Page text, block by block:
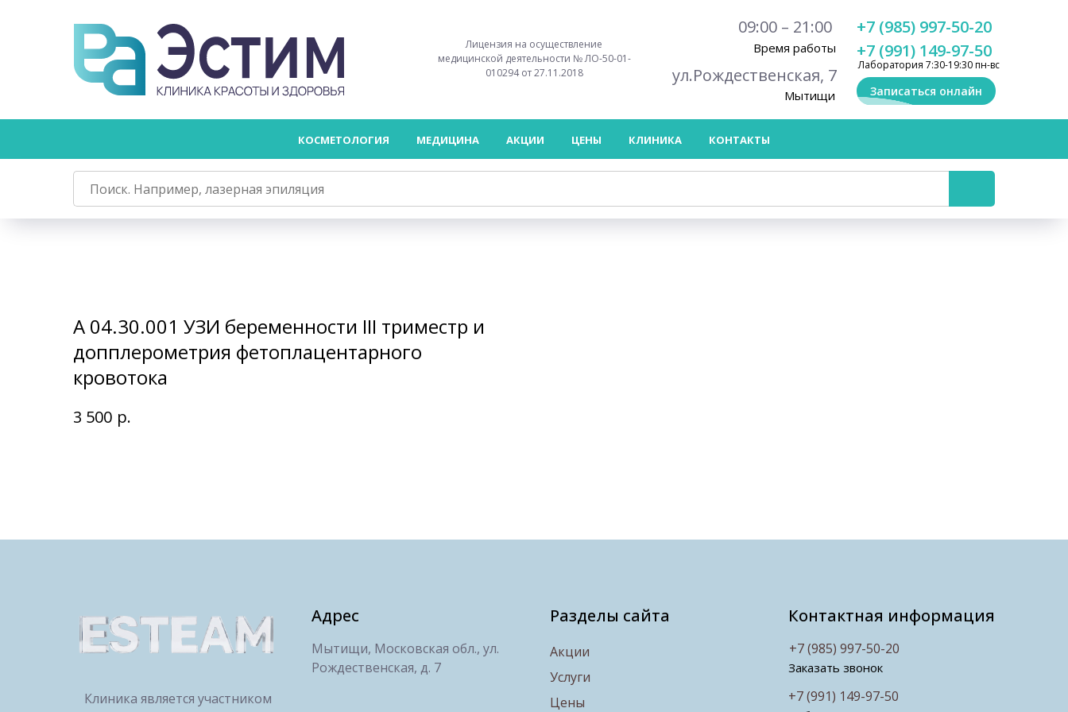
Время работы
Мытищи
ул.Рождественская, 7
09:00 – 21:00
Лаборатория 7:30-19:30 пн-вс
+7 (991) 149-97-50
+7 (985) 997-50-20
Лицензия на осуществление
медицинской деятельности № ЛО-50-01-
010294 от 27.11.2018
Записаться онлайн
КОСМЕТОЛОГИЯ МЕДИЦИНА АКЦИИ ЦЕНЫ КЛИНИКА КОНТАКТЫ
А 04.30.001 УЗИ беременности III триместр и
допплерометрия фетоплацентарного
кровотока
3 500 р.
Клиника является участником
Адрес
Мытищи, Московская обл., ул.
Рождественская, д. 7
Контактная информация
Разделы сайта
Акции
Услуги
Цены
Заказать звонок
+7 (991) 149-97-50
+7 (985) 997-50-20